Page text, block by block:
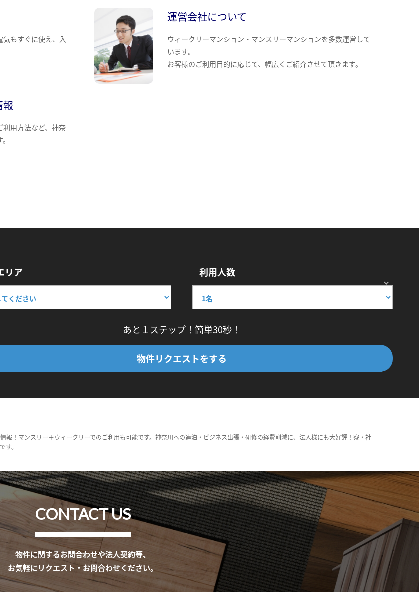
もすぐに使え、入
運営会社について
ウィークリーマンション・マンスリーマンションを多数運営して
います。
お客様のご利用目的に応じて、幅広くご紹介させて頂きます。
用方法など、神奈
リア 利用人数
あと１ステップ！簡単30秒！
物件リクエストをする
！マンスリー＋ウィークリーでのご利用も可能です。神奈川への連泊・ビジネス出張・研修の経費削減に、法人様にも大好評！寮・社
。
CONTACT US
物件に関するお問合わせや法人契約等、
お気軽にリクエスト・お問合わせください。